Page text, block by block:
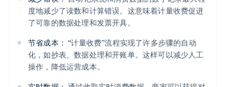
度地减少了读数和计算错误。这意味着计量收费促进
了可靠的数据处理和发票开具。
节省成本： “计量收费”流程实现了许多步骤的自动
化，如抄表、数据处理和开账单。这样可以减少人工
操作，降低运营成本。